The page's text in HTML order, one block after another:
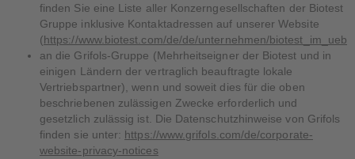
finden Sie eine Liste aller Konzerngesellschaften der Biotest
Gruppe inklusive Kontaktadressen auf unserer Website
(https://www.biotest.com/de/de/unternehmen/
an die Grifols-Gruppe (Mehrheitseigner der Biotest und in
einigen Ländern der vertraglich beauftragte lokale
Vertriebspartner), wenn und soweit dies für die oben
beschriebenen zulässigen Zwecke erforderlich und
gesetzlich zulässig ist. Die Datenschutzhinweise von Grifols
finden sie unter: https://www.grifols.com/de/corporate-
website-privacy-notices